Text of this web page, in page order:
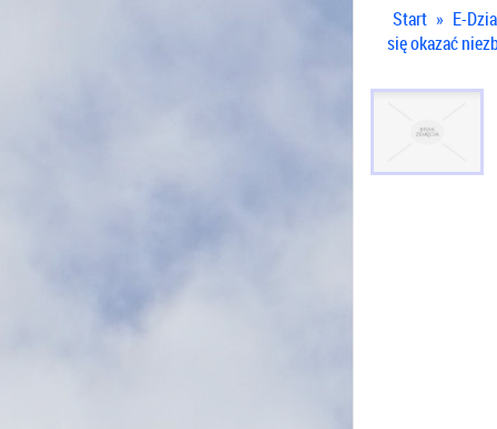
Start » E-
się okazać